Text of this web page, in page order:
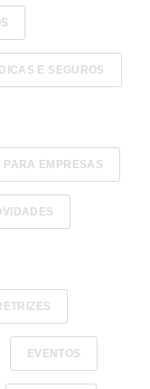
DICAS E SEGUROS
PARA EMPRESAS
EVENTOS